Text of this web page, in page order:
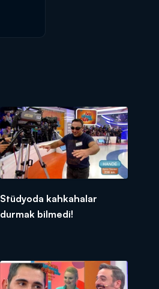
Stüdyoda kahkahalar
durmak bilmedi!